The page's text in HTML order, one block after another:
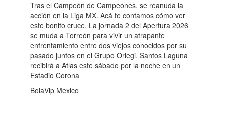
Tras el Campeón de Campeones, se reanuda la
acción en la Liga MX. Acá te contamos cómo ver
este bonito cruce. La jornada 2 del Apertura 2026
se muda a Torreón para vivir un atrapante
enfrentamiento entre dos viejos conocidos por su
pasado juntos en el Grupo Orlegi. Santos Laguna
recibirá a Atlas este sábado por la noche en un
Estadio Corona
BolaVip Mexico